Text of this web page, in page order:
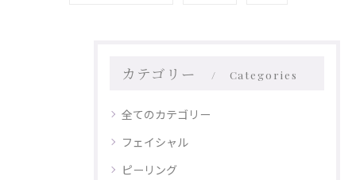
カテゴリー Categories
全てのカテゴリー
フェイシャル
ピーリング